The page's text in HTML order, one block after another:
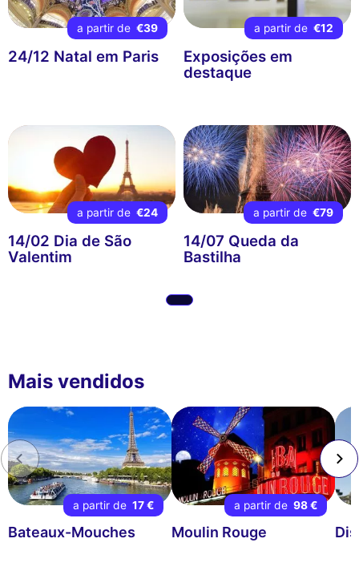
a partir de €39
24/12 Natal em Paris
a partir de €12
Exposições em
destaque
a partir de €24
14/02 Dia de São
Valentim
a partir de €79
14/07 Queda da
Bastilha
Mais vendidos
a partir de 17 €
Bateaux-Mouches
a partir de 98 €
Moulin Rouge